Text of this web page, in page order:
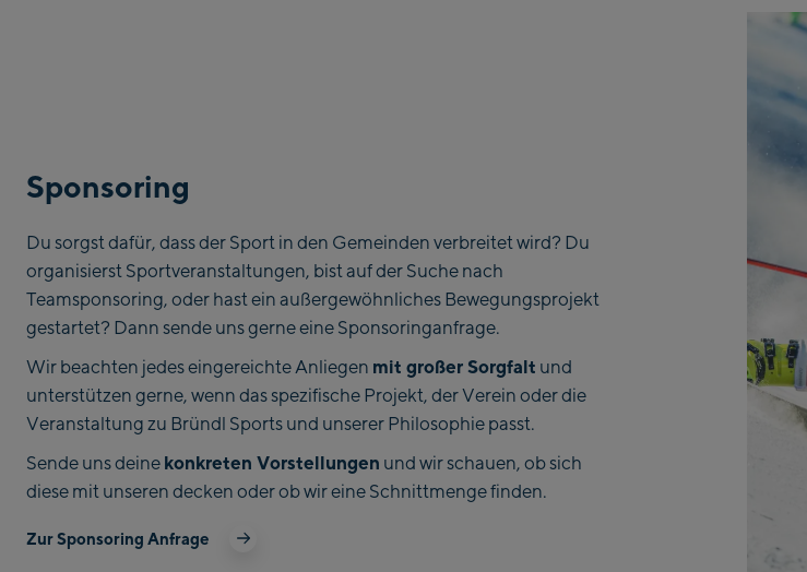
Sponsoring
Du sorgst dafür, dass der Sport in den Gemeinden verbreitet wird? Du
organisierst Sportveranstaltungen, bist auf der Suche nach
Teamsponsoring, oder hast ein außergewöhnliches Bewegungsprojekt
gestartet? Dann sende uns gerne eine Sponsoringanfrage.
Wir beachten jedes eingereichte Anliegen mit großer Sorgfalt und
unterstützen gerne, wenn das spezifische Projekt, der Verein oder die
Veranstaltung zu Bründl Sports und unserer Philosophie passt.
Sende uns deine konkreten Vorstellungen und wir schauen, ob sich
diese mit unseren decken oder ob wir eine Schnittmenge finden.
Zur Sponsoring Anfrage